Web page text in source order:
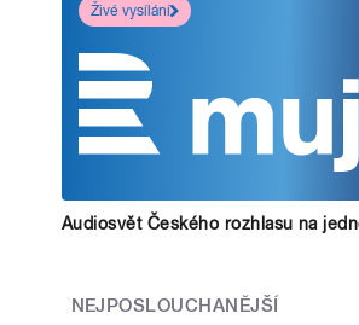
Živé vysílání
Audiosvět Českého rozhlasu na
NEJPOSLOUCHANĚJŠÍ